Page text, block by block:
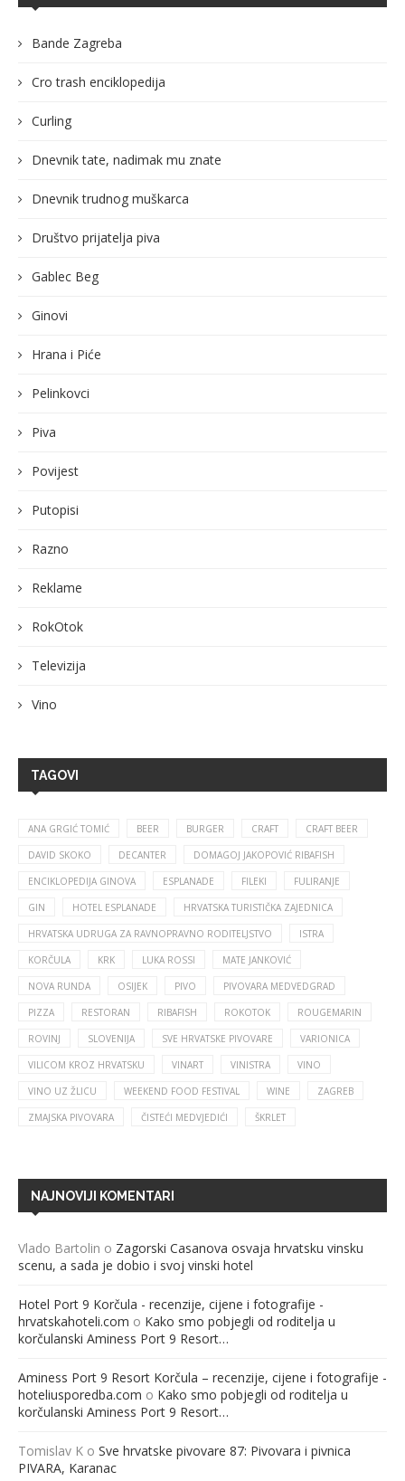
Bande Zagreba
Cro trash enciklopedija
Curling
Dnevnik tate, nadimak mu znate
Dnevnik trudnog muškarca
Društvo prijatelja piva
Gablec Beg
Ginovi
Hrana i Piće
Pelinkovci
Piva
Povijest
Putopisi
Razno
Reklame
RokOtok
Televizija
Vino
TAGOVI
ANA GRGIĆ TOMIĆ BEER BURGER CRAFT CRAFT BEER
DAVID SKOKO DECANTER DOMAGOJ JAKOPOVIĆ RIBAFISH
ENCIKLOPEDIJA GINOVA ESPLANADE FILEKI FULIRANJE
GIN HOTEL ESPLANADE HRVATSKA TURISTIČKA ZAJEDNICA
HRVATSKA UDRUGA ZA RAVNOPRAVNO RODITELJSTVO ISTRA
KORČULA KRK LUKA ROSSI MATE JANKOVIĆ
NOVA RUNDA OSIJEK PIVO PIVOVARA MEDVEDGRAD
PIZZA RESTORAN RIBAFISH ROKOTOK ROUGEMARIN
ROVINJ SLOVENIJA SVE HRVATSKE PIVOVARE VARIONICA
VILICOM KROZ HRVATSKU VINART VINISTRA VINO
VINO UZ ŽLICU WEEKEND FOOD FESTIVAL WINE ZAGREB
ZMAJSKA PIVOVARA ČISTEĆI MEDVJEDIĆI ŠKRLET
NAJNOVIJI KOMENTARI
Vlado Bartolin o Zagorski Casanova osvaja hrvatsku vinsku
scenu, a sada je dobio i svoj vinski hotel
Hotel Port 9 Korčula - recenzije, cijene i fotografije -
hrvatskahoteli.com o Kako smo pobjegli od roditelja u
korčulanski Aminess Port 9 Resort…
Aminess Port 9 Resort Korčula – recenzije, cijene i fotografije -
hoteliusporedba.com o Kako smo pobjegli od roditelja u
korčulanski Aminess Port 9 Resort…
Tomislav K o Sve hrvatske pivovare 87: Pivovara i pivnica
PIVARA, Karanac